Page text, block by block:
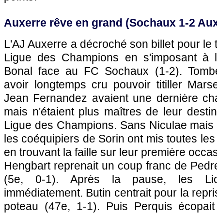
Auxerre rêve en grand (Sochaux 1-2
L'AJAuxerre a décroché son billet pour le
Ligue des Champions en s'imposant à
Bonal face au FC Sochaux (1-2).
avoir longtemps cru pouvoir titiller
Jean Fernandez avaient une dernière
mais n'étaient plus maîtres de leur
Ligue des Champions. Sans Niculae
les coéquipiers de Sorin ont mis toutes
en trouvant la faille sur leur première
Hengbart reprenait un coup franc de
(5e, 0-1). Après la pause, les
immédiatement. Butin centrait pour la
poteau (47e, 1-1). Puis Perquis